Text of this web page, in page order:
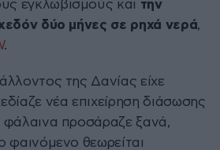
εγκλωβισμούς και την
δύο μήνες σε ρηχά νερά,
.
της Δανίας είχε
νέα επιχείρηση διάσωσης
προσάραζε ξανά,
φαινόμενο θεωρείται